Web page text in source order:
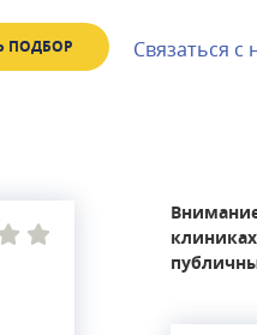
ПОДБОР Связаться с